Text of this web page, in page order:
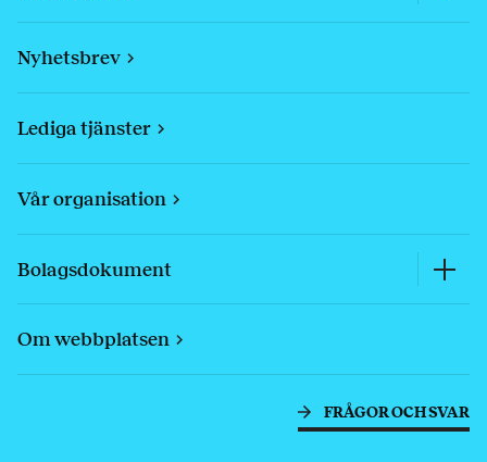
Nyhetsbrev
Lediga tjänster
Vår organisation
Bolagsdokument
Om webbplatsen
FRÅGOR OCH SVAR